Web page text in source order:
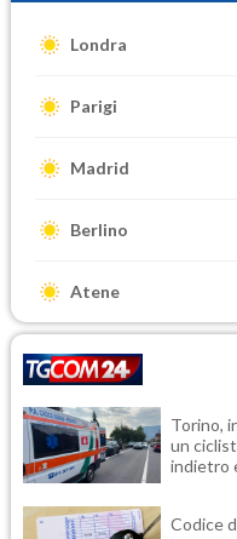
Londra
Parigi
Madrid
Berlino
Atene
Torino,
un
indietro
Codice